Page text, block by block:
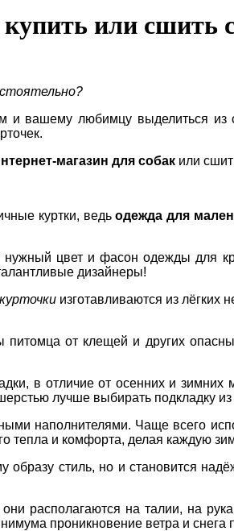
или сшить
и вашему любимцу выделиться из
магазин для собак или
куртки, ведьодежда для
нужный цвет и фасон одежды для
дизайнеры!
изготавливаются из лёгких
питомца от клещей и других
в отличие от осенних и
лучше выбирать подкладку
наполнителями. Чаще всего
тепла и комфорта, делая каждую
образу стиль, но и становится
располагаются на талии, на
проникновение ветра и снега